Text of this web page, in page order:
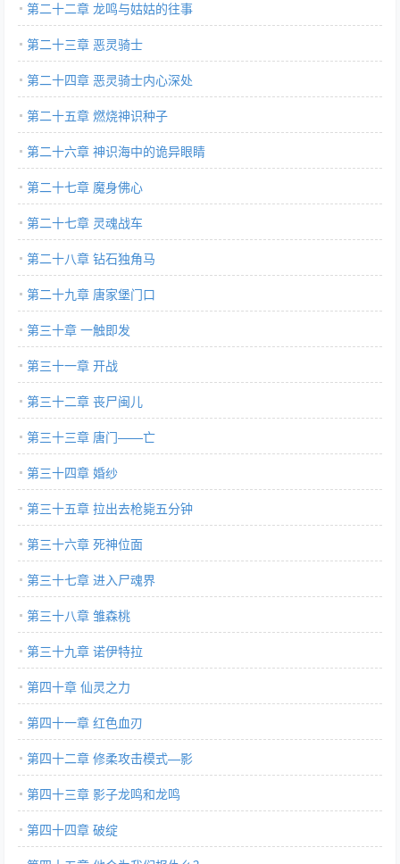
第二十二章 龙鸣与姑姑的往事
第二十三章 恶灵骑士
第二十四章 恶灵骑士内心深处
第二十五章 燃烧神识种子
第二十六章 神识海中的诡异眼睛
第二十七章 魔身佛心
第二十七章 灵魂战车
第二十八章 钻石独角马
第二十九章 唐家堡门口
第三十章 一触即发
第三十一章 开战
第三十二章 丧尸闽儿
第三十三章 唐门——亡
第三十四章 婚纱
第三十五章 拉出去枪毙五分钟
第三十六章 死神位面
第三十七章 进入尸魂界
第三十八章 雏森桃
第三十九章 诺伊特拉
第四十章 仙灵之力
第四十一章 红色血刃
第四十二章 修柔攻击模式—影
第四十三章 影子龙鸣和龙鸣
第四十四章 破绽